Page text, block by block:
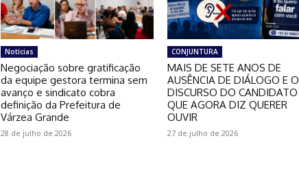
Notícias
Negociação sobre gratificação
da equipe gestora termina sem
avanço e sindicato cobra
definição da Prefeitura de
Várzea Grande
28 de julho de 2026
CONJUNTURA
MAIS DE SETE ANOS DE
AUSÊNCIA DE DIÁLOGO E O
DISCURSO DO CANDIDATO
QUE AGORA DIZ QUERER
OUVIR
27 de julho de 2026